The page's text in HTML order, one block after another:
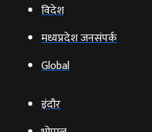
विदेश
मध्यप्रदेश जनसंपर्क
Global
इंदौर